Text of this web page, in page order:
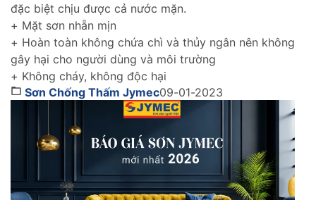
đặc biệt chịu được cả nước mặn.
+ Mặt sơn nhẵn mịn
+ Hoàn toàn không chứa chì và thủy ngân nên không
gây hại cho người dùng và môi trường
+ Không cháy, không độc hại
Sơn Chống Thấm Jymec09-01-2023